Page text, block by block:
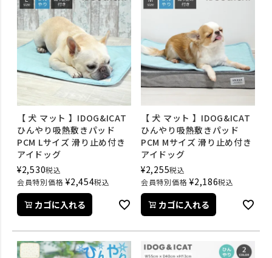
【 犬 マット 】IDOG&ICAT
ひんやり吸熱敷きパッド
PCM Lサイズ 滑り止め付き
アイドッグ
¥2,530税込
会員特別価格 ¥2,454税込
カゴに入れる
【 犬 マット 】IDOG&ICAT
ひんやり吸熱敷きパッド
PCM Mサイズ 滑り止め付き
アイドッグ
¥2,255税込
会員特別価格 ¥2,186税込
カゴに入れる